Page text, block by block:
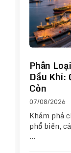
Phân
Dầu Khí:
Còn
07/08/2026
Khám phá
phổ biến,
…